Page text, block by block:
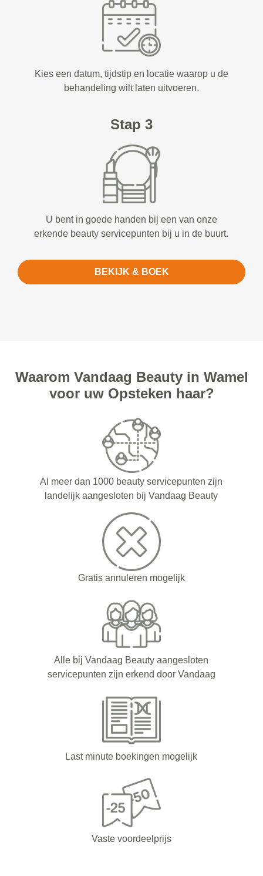
Kies een datum, tijdstip en locatie waarop u de
behandeling wilt laten uitvoeren.
Stap 3
U bent in goede handen bij een van onze
erkende beauty servicepunten bij u in de buurt.
BEKIJK & BOEK
Waarom Vandaag Beauty in Wamel
voor uw Opsteken haar?
Al meer dan 1000 beauty servicepunten zijn
landelijk aangesloten bij Vandaag Beauty
Gratis annuleren mogelijk
Alle bij Vandaag Beauty aangesloten
servicepunten zijn erkend door Vandaag
Last minute boekingen mogelijk
Vaste voordeelprijs